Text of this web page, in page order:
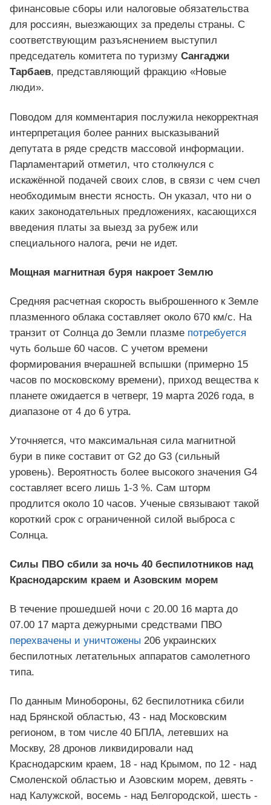
финансовые сборы или налоговые обязательства
для россиян, выезжающих за пределы страны. С
соответствующим разъяснением выступил
председатель комитета по туризму Сангаджи
Тарбаев, представляющий фракцию «Новые
люди».
Поводом для комментария послужила некорректная
интерпретация более ранних высказываний
депутата в ряде средств массовой информации.
Парламентарий отметил, что столкнулся с
искажённой подачей своих слов, в связи с чем счел
необходимым внести ясность. Он указал, что ни о
каких законодательных предложениях, касающихся
введения платы за выезд за рубеж или
специального налога, речи не идет.
Мощная магнитная буря накроет Землю
Средняя расчетная скорость выброшенного к Земле
плазменного облака составляет около 670 км/с. На
транзит от Солнца до Земли плазме потребуется
чуть больше 60 часов. С учетом времени
формирования вчерашней вспышки (примерно 15
часов по московскому времени), приход вещества к
планете ожидается в четверг, 19 марта 2026 года, в
диапазоне от 4 до 6 утра.
Уточняется, что максимальная сила магнитной
бури в пике составит от G2 до G3 (сильный
уровень). Вероятность более высокого значения G4
составляет всего лишь 1-3 %. Сам шторм
продлится около 10 часов. Ученые связывают такой
короткий срок с ограниченной силой выброса с
Солнца.
Силы ПВО сбили за ночь 40 беспилотников над
Краснодарским краем и Азовским морем
В течение прошедшей ночи с 20.00 16 марта до
07.00 17 марта дежурными средствами ПВО
перехвачены и уничтожены 206 украинских
беспилотных летательных аппаратов самолетного
типа.
По данным Минобороны, 62 беспилотника сбили
над Брянской областью, 43 - над Московским
регионом, в том числе 40 БПЛА, летевших на
Москву, 28 дронов ликвидировали над
Краснодарским краем, 18 - над Крымом, по 12 - над
Смоленской областью и Азовским морем, девять -
над Калужской, восемь - над Белгородской, шесть -